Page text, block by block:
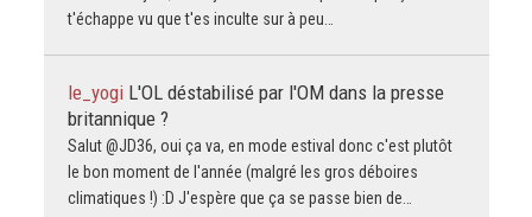
t'échappe vu que t'es inculte sur à peu…
le_yogi L'OL déstabilisé par l'OM dans la presse
britannique ?
Salut @JD36, oui ça va, en mode estival donc c'est plutôt
le bon moment de l'année (malgré les gros déboires
climatiques !) :D J'espère que ça se passe bien de…